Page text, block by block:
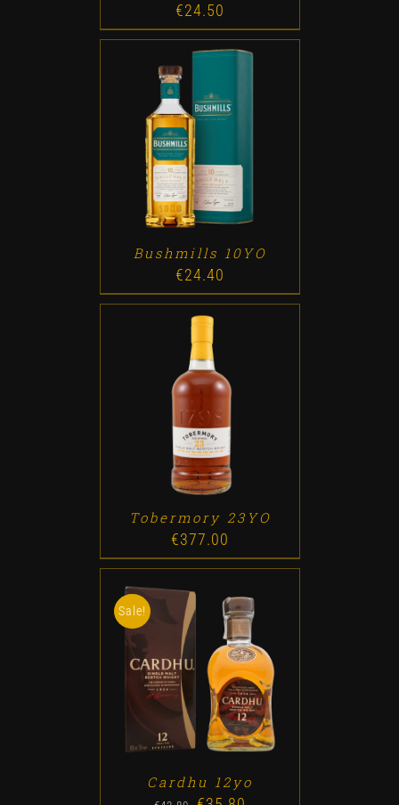
€24.50
ADD TO CART
Bushmills 10YO
€24.40
ADD TO CART
Tobermory 23YO
€377.00
Sale!
ADD TO CART / DETALLES
Cardhu 12yo